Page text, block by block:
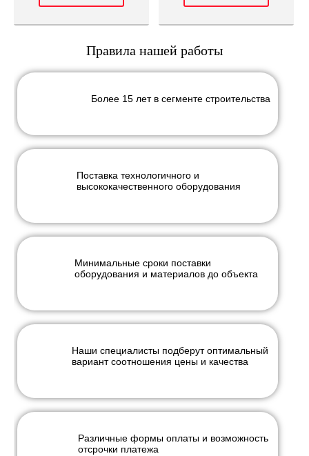
Правила нашей работы
Более 15 лет в сегменте строительства
Поставка технологичного и
высококачественного оборудования
Минимальные сроки поставки
оборудования и материалов до объекта
Наши специалисты подберут оптимальный
вариант соотношения цены и качества
Различные формы оплаты и возможность
отсрочки платежа